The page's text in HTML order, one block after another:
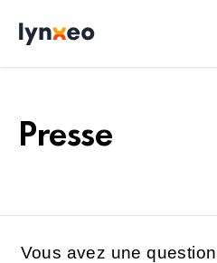
Presse
Vous avez une